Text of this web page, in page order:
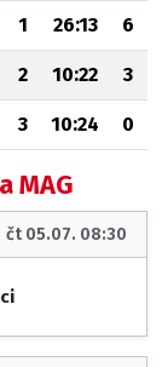
1 26:13 6
2 10:22 3
3 10:24 0
MAG
čt 05.07. 08:30